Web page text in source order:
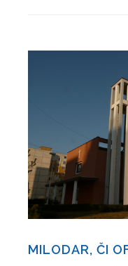
MILODAR, ČI